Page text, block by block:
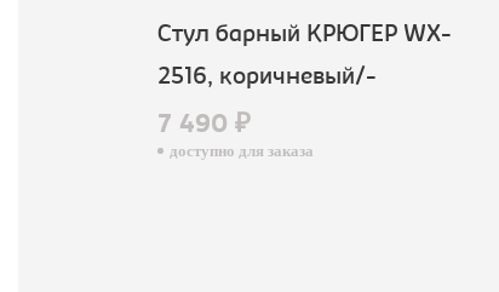
Стул барный КРЮГЕР WX-
2516, коричневый/-
7 490 ₽
доступно для заказа